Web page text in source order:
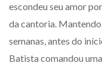
escondeu seu amor
da cantoria.
semanas, antes do
Batista comandou